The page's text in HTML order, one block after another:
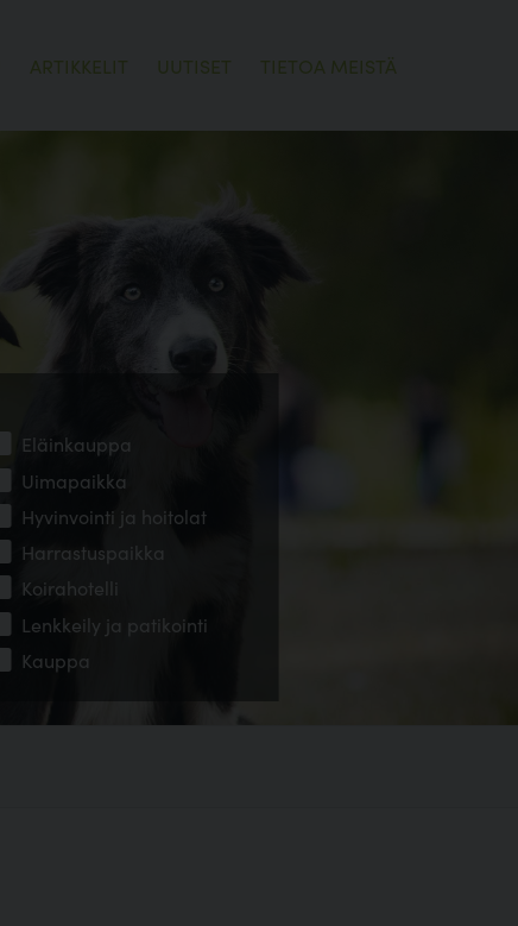
ARTIKKELIT UUTISET TIETOA MEISTÄ
Eläinkauppa
Uimapaikka
Hyvinvointi ja hoitolat
Harrastuspaikka
Koirahotelli
Lenkkeily ja patikointi
Kauppa